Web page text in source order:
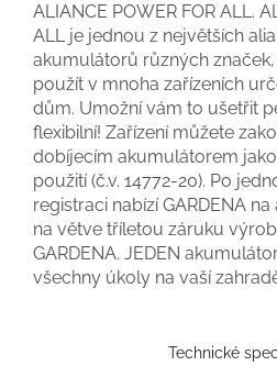
ALIANCE POWER FOR ALL.
ALL je jednou z největších
akumulátorů různých
použít v mnoha zařízeních
dům. Umožní vám to ušetřit
flexibilní! Zařízení můžete
dobíjecím akumulátorem
použití (č.v. 14772-20). Po
registraci nabízí GARDENA
na větve tříletou záruku
GARDENA. JEDEN
všechny úkoly na vaší
Technické